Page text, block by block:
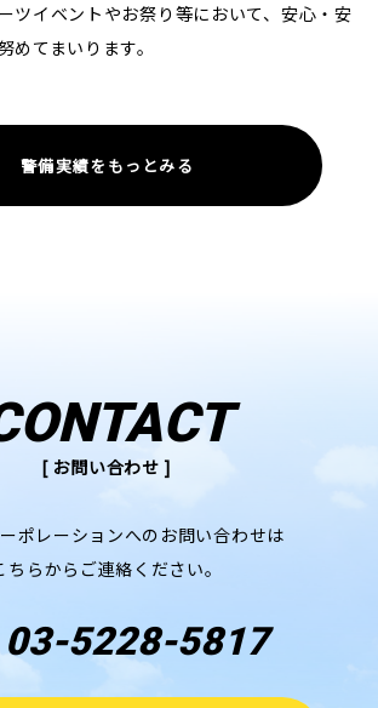
ツイベントやお祭り等において、安心・安
めてまいります。
警備実績をもっとみる
[ お問い合わせ ]
ポレーションへのお問い合わせは
ちらからご連絡ください。
5228-5817